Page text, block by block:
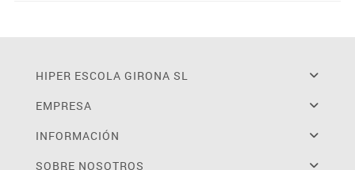
HIPER ESCOLA GIRONA SL
EMPRESA
INFORMACIÓN
SOBRE NOSOTROS